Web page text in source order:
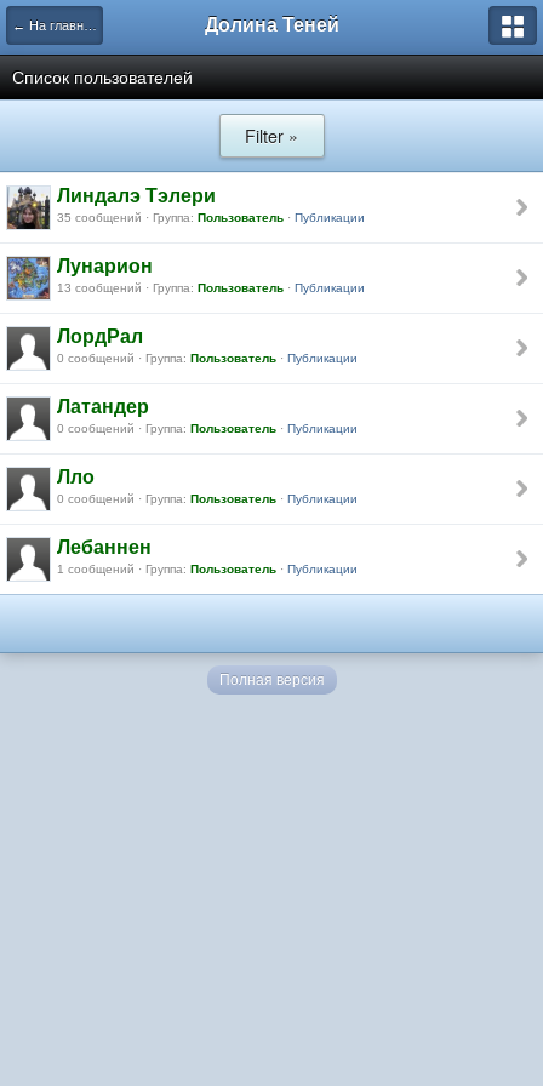
← На главную Долина Теней
Список пользователей
Filter »
Линдалэ Тэлери
35 сообщений · Группа: Пользователь · Публикации
Лунарион
13 сообщений · Группа: Пользователь · Публикации
ЛордРал
0 сообщений · Группа: Пользователь · Публикации
Латандер
0 сообщений · Группа: Пользователь · Публикации
Лло
0 сообщений · Группа: Пользователь · Публикации
Лебаннен
1 сообщений · Группа: Пользователь · Публикации
Полная версия